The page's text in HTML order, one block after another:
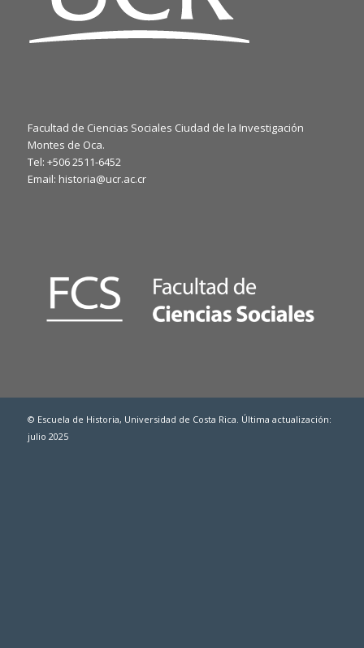
Facultad de Ciencias Sociales Ciudad de la Investigación
Montes de Oca.
Tel: +506 2511-6452
Email: historia@ucr.ac.cr
© Escuela de Historia, Universidad de Costa Rica. Última actualización:
julio 2025